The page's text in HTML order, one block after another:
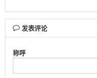
发表评论
称呼